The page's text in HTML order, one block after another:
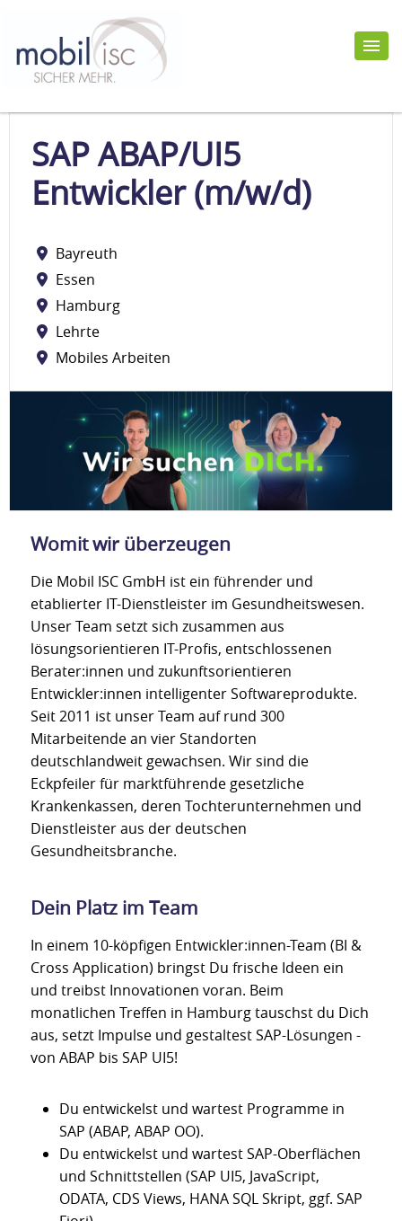
SAP ABAP/UI5
Entwickler (m/w/d)
Bayreuth
Essen
Hamburg
Lehrte
Mobiles Arbeiten
Womit wir überzeugen
Die Mobil ISC GmbH ist ein führender und
etablierter IT-Dienstleister im Gesundheitswesen.
Unser Team setzt sich zusammen aus
lösungsorientieren IT-Profis, entschlossenen
Berater:innen und zukunftsorientieren
Entwickler:innen intelligenter Softwareprodukte.
Seit 2011 ist unser Team auf rund 300
Mitarbeitende an vier Standorten
deutschlandweit gewachsen. Wir sind die
Eckpfeiler für marktführende gesetzliche
Krankenkassen, deren Tochterunternehmen und
Dienstleister aus der deutschen
Gesundheitsbranche.
Dein Platz im Team
In einem 10-köpfigen Entwickler:innen-Team (BI &
Cross Application) bringst Du frische Ideen ein
und treibst Innovationen voran. Beim
monatlichen Treffen in Hamburg tauschst du Dich
aus, setzt Impulse und gestaltest SAP-Lösungen -
von ABAP bis SAP UI5!
Du entwickelst und wartest Programme in
SAP (ABAP, ABAP OO).
Du entwickelst und wartest SAP-Oberflächen
und Schnittstellen (SAP UI5, JavaScript,
ODATA, CDS Views, HANA SQL Skript, ggf. SAP